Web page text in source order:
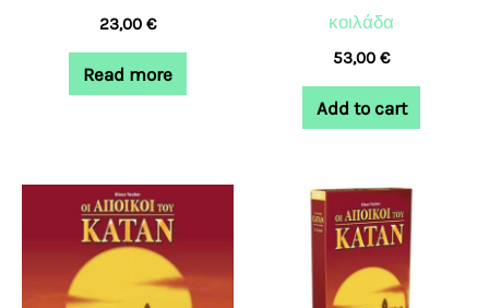
23,00 €
Read more
κοιλάδα
53,00 €
Add to cart